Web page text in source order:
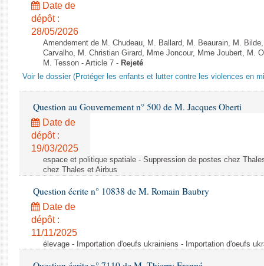
Date de
dépôt :
28/05/2026
Amendement de M. Chudeau, M. Ballard, M. Beaurain, M.
Carvalho, M. Christian Girard, Mme Joncour, Mme Joubert, M.
M. Tesson - Article 7 - Rejeté
Voir le dossier (Protéger les enfants et lutter contre les violences en
Question au Gouvernement n° 500 de M. Jacques Oberti
Date de
dépôt :
19/03/2025
espace et politique spatiale - Suppression de postes chez
chez Thales et Airbus
Question écrite n° 10838 de M. Romain Baubry
Date de
dépôt :
11/11/2025
élevage - Importation d'oeufs ukrainiens - Importation d'oeufs